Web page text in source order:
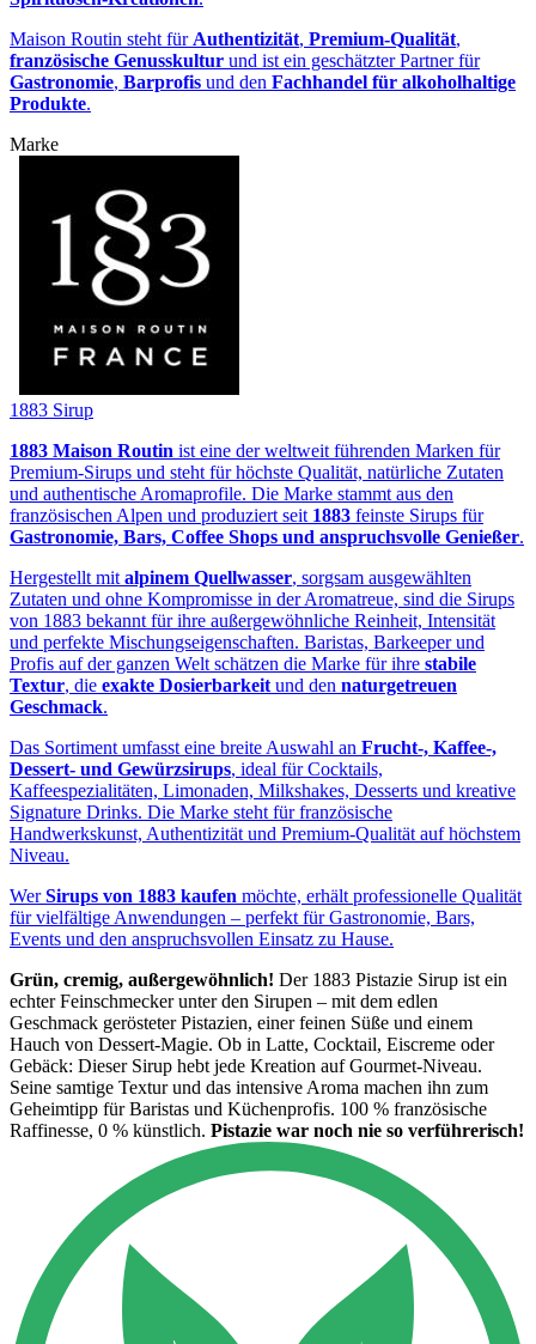
Maison Routin steht für Authentizität, Premium‑Qualität,
französische Genusskultur und ist ein geschätzter Partner für
Gastronomie, Barprofis und den Fachhandel für alkoholhaltige
Produkte.
Marke
1883 Sirup
1883 Maison Routin ist eine der weltweit führenden Marken für
Premium‑Sirups und steht für höchste Qualität, natürliche Zutaten
und authentische Aromaprofile. Die Marke stammt aus den
französischen Alpen und produziert seit 1883 feinste Sirups für
Gastronomie, Bars, Coffee Shops und anspruchsvolle Genießer.
Hergestellt mit alpinem Quellwasser, sorgsam ausgewählten
Zutaten und ohne Kompromisse in der Aromatreue, sind die Sirups
von 1883 bekannt für ihre außergewöhnliche Reinheit, Intensität
und perfekte Mischungseigenschaften. Baristas, Barkeeper und
Profis auf der ganzen Welt schätzen die Marke für ihre stabile
Textur, die exakte Dosierbarkeit und den naturgetreuen
Geschmack.
Das Sortiment umfasst eine breite Auswahl an Frucht-, Kaffee-,
Dessert- und Gewürzsirups, ideal für Cocktails,
Kaffeespezialitäten, Limonaden, Milkshakes, Desserts und kreative
Signature Drinks. Die Marke steht für französische
Handwerkskunst, Authentizität und Premium‑Qualität auf höchstem
Niveau.
WerSirups von 1883 kaufen möchte, erhält professionelle Qualität
für vielfältige Anwendungen – perfekt für Gastronomie, Bars,
Events und den anspruchsvollen Einsatz zu Hause.
Grün, cremig, außergewöhnlich! Der 1883 Pistazie Sirup ist ein
echter Feinschmecker unter den Sirupen – mit dem edlen
Geschmack gerösteter Pistazien, einer feinen Süße und einem
Hauch von Dessert-Magie. Ob in Latte, Cocktail, Eiscreme oder
Gebäck: Dieser Sirup hebt jede Kreation auf Gourmet-Niveau.
Seine samtige Textur und das intensive Aroma machen ihn zum
Geheimtipp für Baristas und Küchenprofis. 100 % französische
Raffinesse, 0 % künstlich. Pistazie war noch nie so verführerisch!